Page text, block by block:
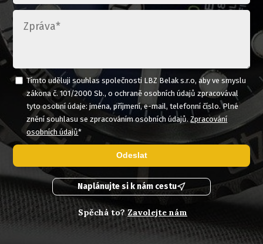
Tímto uděluji souhlas společnosti LBZ Belak s.r.o, aby ve smyslu
zákona č. 101/2000 Sb., o ochraně osobních údajů zpracovával
tyto osobní údaje: jména, příjmení, e-mail, telefonní číslo. Plné
znění souhlasu se zpracováním osobních údajů. Zpracování
osobních údajů*
Odeslat
Naplánujte si k nám cestu
Spěchá to?Zavolejte nám